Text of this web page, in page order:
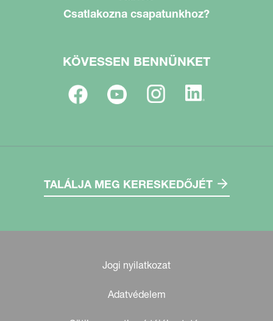
Csatlakozna csapatunkhoz?
KÖVESSEN BENNÜNKET
TALÁLJA MEG KERESKEDŐJÉT
Jogi nyilatkozat
Adatvédelem